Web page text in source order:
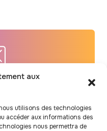
aux
utilisons des technologies
accéder aux informations des
nous permettra de
et nos